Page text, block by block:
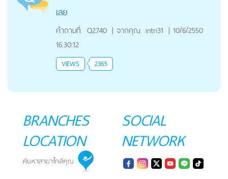
เลย
คำถามที่: Q2740 | จากคุณ intri31 | 10/6/2550
16:30:12
VIEWS 2365
BRANCHES
LOCATION
SOCIAL
NETWORK